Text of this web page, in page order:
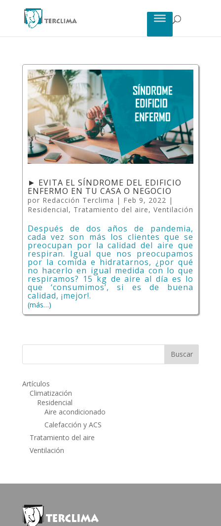
► EVITA EL SÍNDROME DEL EDIFICIO
ENFERMO EN TU CASA O NEGOCIO
por Redacción Terclima | Feb 9, 2022 |
Residencial, Tratamiento del aire, Ventilación
Después de dos años de pandemia,
cada vez son más los clientes que se
preocupan por la calidad del aire que
respiran. Igual que nos preocupamos
por la comida e hidratarnos, ¿por qué
no hacerlo en igual medida con lo que
respiramos? 15 kg de aire al día es lo
que ‘consumimos’, si es de buena
calidad, ¡mejor!.
(más…)
Artículos
Climatización
Residencial
Aire acondicionado
Calefacción y ACS
Tratamiento del aire
Ventilación